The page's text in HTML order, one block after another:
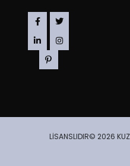
LİSANSLIDIR© 2026